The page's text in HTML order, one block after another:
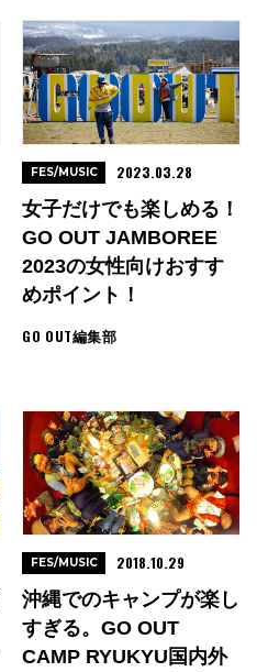
女子だけでも楽しめる！
GO OUT JAMBOREE
2023の女性向けおすす
めポイント！
GO OUT編集部
FES/MUSIC 2023.03.28
沖縄でのキャンプが楽し
すぎる。GO OUT
CAMP RYUKYU国内外
FES/MUSIC 2018.10.29